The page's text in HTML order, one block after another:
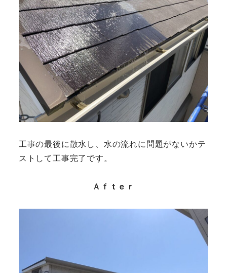
工事の最後に散水し、水の流れに問題がないかテ
ストして工事完了です。
Ａｆｔｅｒ